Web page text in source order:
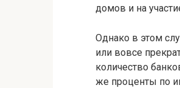
домов и на
Однако в этом
или вовсе
количество
же проценты по